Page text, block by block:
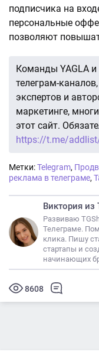
подписчика на
персональные
позволяют
Команды YAGLA и
телеграм-
экспертов и
маркетинге,
этот сайт.
https://t.me/
Метки:Telegram,
реклама в телеграме,
Виктория из
Развиваю
Телеграме.
клика. Пишу
стартапы и
начинающих
8608